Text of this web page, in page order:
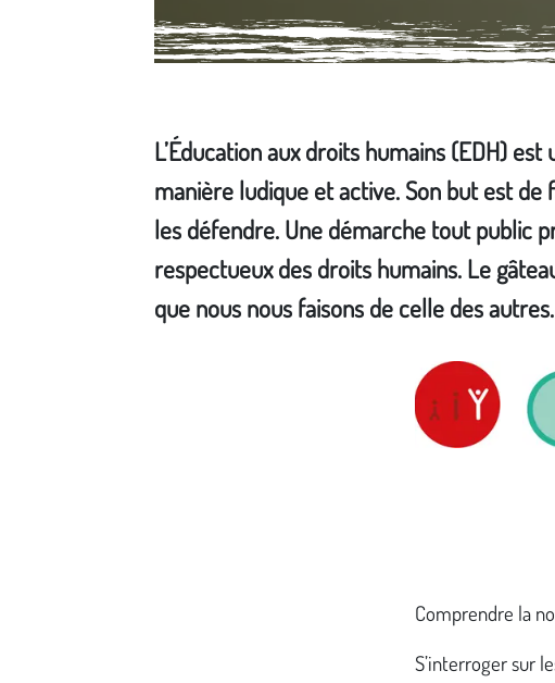
L’Éducation aux droits humains (EDH)
manière ludique et active. Son but est
les défendre. Une démarche tout public
respectueux des droits humains. Le
que nous nous faisons de celle des autres.
Comprendre la
S’interroger sur